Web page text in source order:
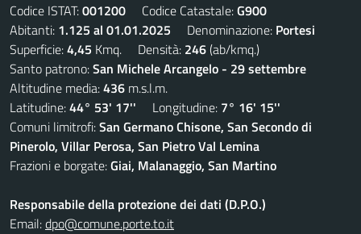
Codice ISTAT:001200 Codice Catastale:G900
Abitanti: 1.125 al 01.01.2025 Denominazione: Portesi
Superficie:4,45 Kmq. Densità: 246(ab/kmq.)
Santo patrono:San Michele Arcangelo - 29 settembre
Altitudine media:436 m.s.l.m.
Latitudine:44° 53' 17'' Longitudine: 7° 16' 15''
Comuni limitrofi:San Germano Chisone, San Secondo di
Pinerolo, Villar Perosa, San Pietro Val Lemina
Frazioni e borgate:Giai, Malanaggio, San Martino
Responsabile della protezione dei dati (D.P.O.)
Email:dpo@comune.porte.to.it